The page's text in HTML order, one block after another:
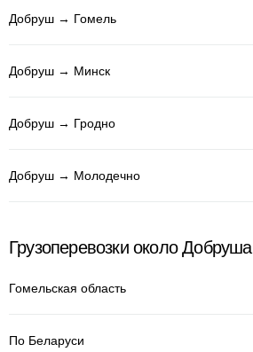
Добруш → Гомель
Добруш → Минск
Добруш → Гродно
Добруш → Молодечно
Грузоперевозки около Добруша
Гомельская область
По Беларуси